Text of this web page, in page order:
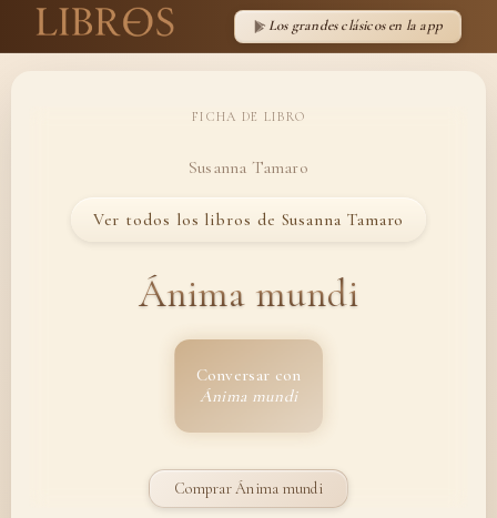
Los grandes clásicos en la app
FICHA DE LIBRO
Susanna Tamaro
Ver todos los libros de Susanna Tamaro
Ánima mundi
Conversar con
Ánima mundi
Comprar Ánima mundi